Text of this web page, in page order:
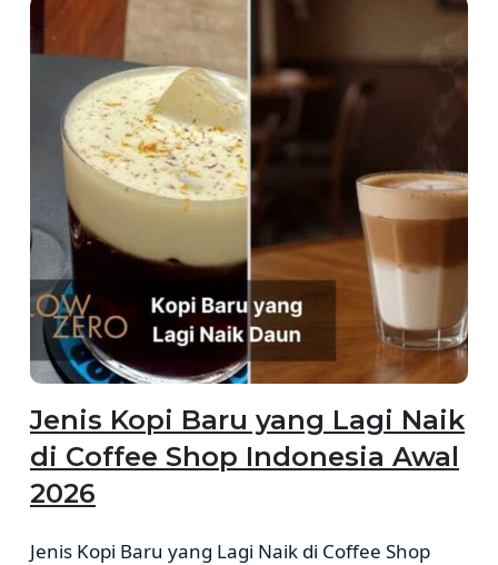
Jenis Kopi Baru yang Lagi Naik
di Coffee Shop Indonesia Awal
2026
Jenis Kopi Baru yang Lagi Naik di Coffee Shop